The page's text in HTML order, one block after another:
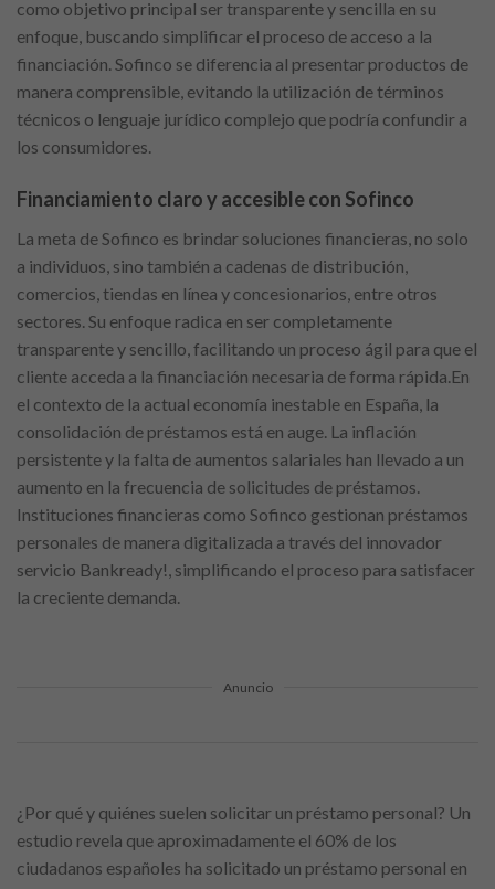
como objetivo principal ser transparente y sencilla en su
enfoque, buscando simplificar el proceso de acceso a la
financiación. Sofinco se diferencia al presentar productos de
manera comprensible, evitando la utilización de términos
técnicos o lenguaje jurídico complejo que podría confundir a
los consumidores.
Financiamiento claro y accesible con Sofinco
La meta de Sofinco es brindar soluciones financieras, no solo
a individuos, sino también a cadenas de distribución,
comercios, tiendas en línea y concesionarios, entre otros
sectores. Su enfoque radica en ser completamente
transparente y sencillo, facilitando un proceso ágil para que el
cliente acceda a la financiación necesaria de forma rápida.En
el contexto de la actual economía inestable en España, la
consolidación de préstamos está en auge. La inflación
persistente y la falta de aumentos salariales han llevado a un
aumento en la frecuencia de solicitudes de préstamos.
Instituciones financieras como Sofinco gestionan préstamos
personales de manera digitalizada a través del innovador
servicio Bankready!, simplificando el proceso para satisfacer
la creciente demanda.
Anuncio
¿Por qué y quiénes suelen solicitar un préstamo personal? Un
estudio revela que aproximadamente el 60% de los
ciudadanos españoles ha solicitado un préstamo personal en